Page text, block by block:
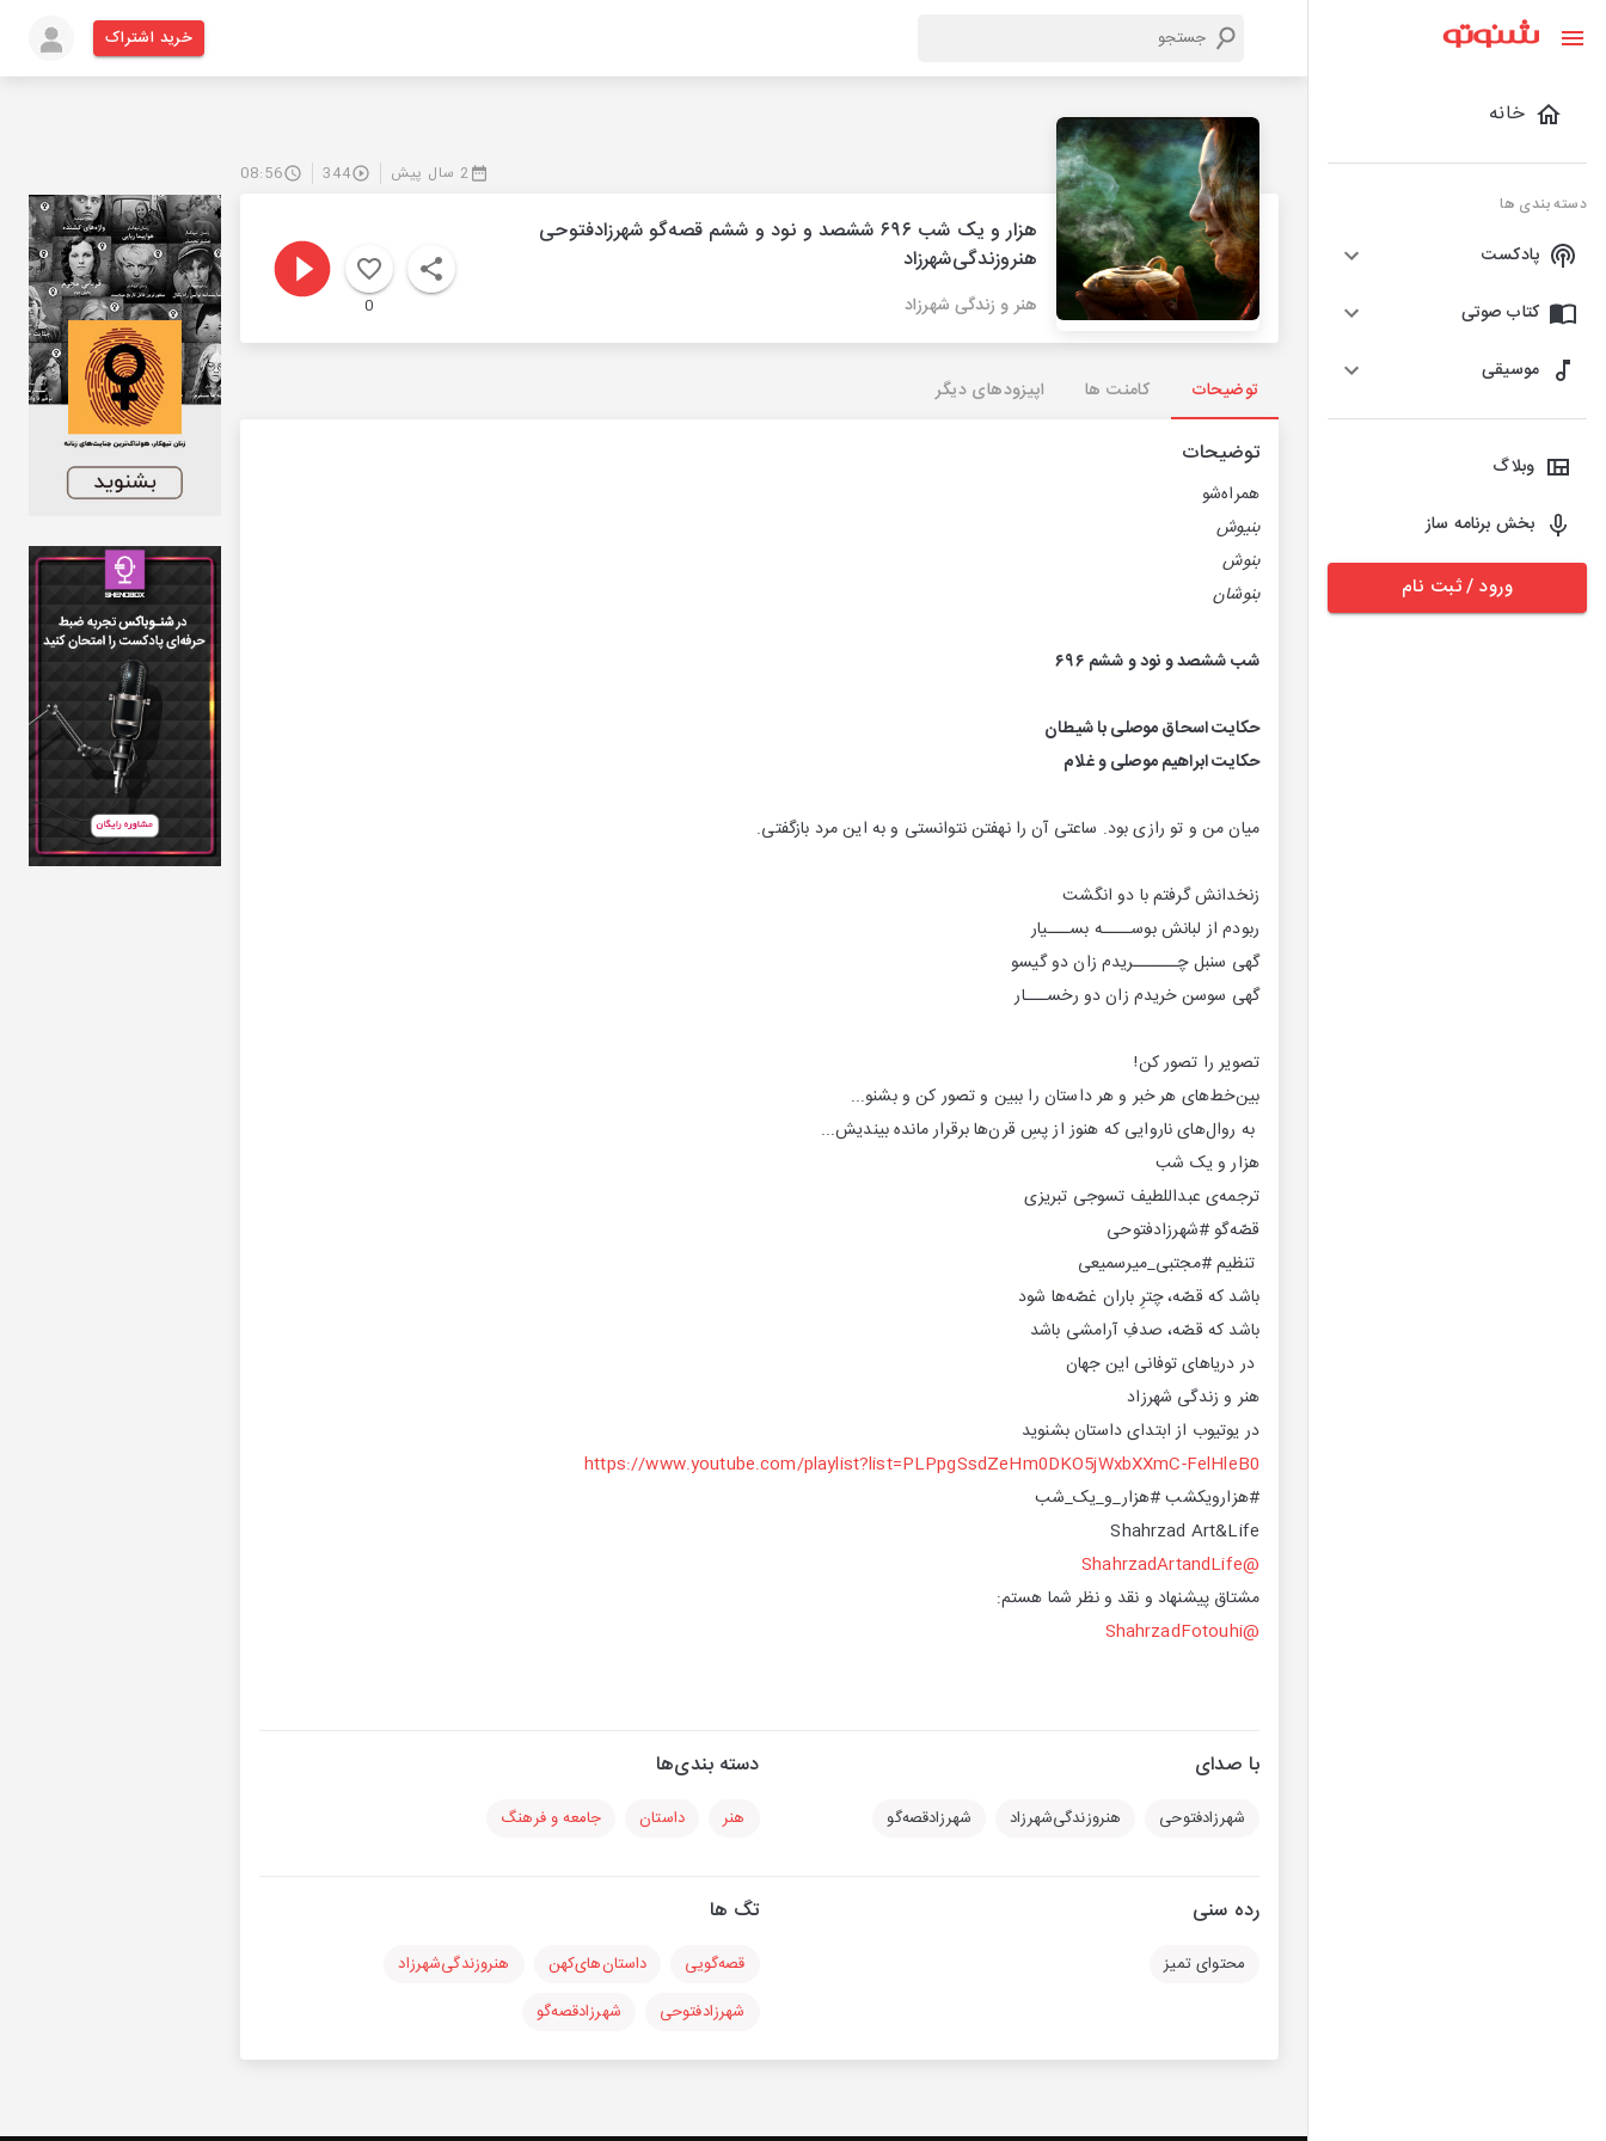
خانه
دسته بندی ها
پادکست
کتاب صوتی
موسیقی
وبلاگ
بخش برنامه ساز
ورود / ثبت نام
خرید اشتراک
2 سال پیش 344
08:56
هزار و یک شب ۶۹۶ ششصد و نود و ششم قصه‌گو شهرزاد‌فتوحی
هنر‌و‌زندگی‌شهرزاد
هنر و زندگی شهرزاد 0
توضیحات کامنت ها اپیزودهای دیگر
توضیحات
همراه‌شو
بنیوش
بنوش
بنوشان
شب ششصد و نود و ششم ۶۹۶
حکایت اسحاق موصلی با شیطان
حکایت ابراهیم موصلی و غلام
میان من و تو رازی بود. ساعتی آن را نهفتن نتوانستی و به این مرد باز‌گفتی.
زنخدانش گرفتم با دو انگشت
ربودم از لبانش بوســــه بســـیار
گهی سنبل چــــــریدم زان دو گیسو
گهی سوسن خریدم زان دو رخســـار
تصویر را تصور کن!
بین‌خط‌های هر خبر و هر داستان را ببین و تصور کن و بشنو...
به روال‌های ناروایی که هنوز از پسِ قرن‌ها برقرار مانده بیندیش...
هزار و یک شب
ترجمه‌ی عبداللطیف تسوجی تبریزی
قصّه‌گو #شهرزادفتوحی
تنظیم #مجتبی_میر‌سمیعی
باشد که قصّه، چترِ باران غصّه‌ها شود
باشد که قصّه، صدفِ آرامشی باشد
در دریا‌های توفانی این جهان
هنر و زندگی شهرزاد
در یوتیوب از ابتدای داستان بشنوید
https://www.youtube.com/playlist?list=PLPpgSsdZeHm0DKO5jWxbXXmC-FelHleB0
#هزارویکشب #هزار_و_یک_شب
Shahrzad Art&Life
@ShahrzadArtandLife
مشتاق پیشنهاد و نقد و نظر شما هستم:
@ShahrzadFotouhi
با صدای
شهرزادفتوحی هنرو‌زندگی‌شهرزاد شهرزادقصه‌گو
دسته بندی‌ها
هنر داستان جامعه و فرهنگ
رده سنی
محتوای تمیز
تگ ها
قصه‌گویی داستان‌های‌کهن
هنرو‌زندگی‌شهرزاد
شهرزادفتوحی
شهرزادقصه‌گو